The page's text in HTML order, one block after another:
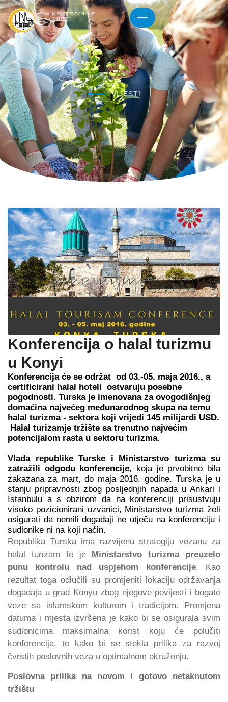
VIJESTI
Konferencija o halal turizmu
u Konyi
Konferencija će se održat od 03.-05. maja 2016., a
certificirani halal hoteli ostvaruju posebne
pogodnosti. Turska je imenovana za ovogodišnjeg
domaćina najvećeg međunarodnog skupa na temu
halal turizma - sektora koji vrijedi 145 milijardi USD.
Halal turizamje tržište sa trenutno najvećim
potencijalom rasta u sektoru turizma.
Vlada republike Turske i Ministarstvo turizma su
zatražili odgodu konferencije, koja je prvobitno bila
zakazana za mart, do maja 2016. godine. Turska je u
stanju pripravnosti zbog posljednjih napada u Ankari i
Istanbulu a s obzirom da na konferenciji prisustvuju
visoko pozicionirani uzvanici, Ministarstvo turizma želi
osigurati da nemili događaji ne utječu na konferenciju i
sudionike ni na koji način.
Republika Turska ima razvijenu strategiju vezanu za
halal turizam te je Ministarstvo turizma preuzelo
punu kontrolu nad uspjehom konferencije. Kao
rezultat toga odlučili su promjeniti lokaciju održavanja
događaja u grad Konyu zbog njegove povijesti i bogate
veze sa islamskom kulturom i tradicijom. Promjena
datuma i mjesta izvršena je kako bi se osigurala svim
sudionicima maksimalna korist koju će polučiti
konferencija, te kako bi se stekla prilika za razvoj
čvrstih poslovnih veza u optimalnom okruženju.
Poslovna prilika na novom i gotovo netaknutom
tržištu